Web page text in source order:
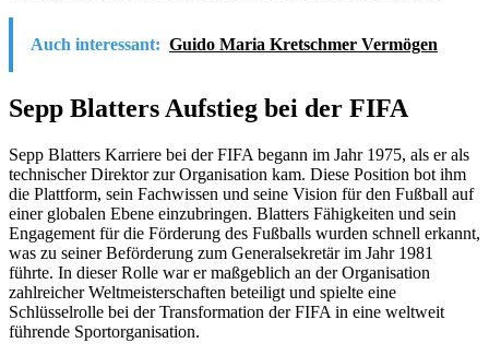
Auch interessant: Guido Maria Kretschmer Vermögen
Sepp Blatters Aufstieg bei der FIFA
Sepp Blatters Karriere bei der FIFA begann im Jahr 1975, als er als
technischer Direktor zur Organisation kam. Diese Position bot ihm
die Plattform, sein Fachwissen und seine Vision für den Fußball auf
einer globalen Ebene einzubringen. Blatters Fähigkeiten und sein
Engagement für die Förderung des Fußballs wurden schnell erkannt,
was zu seiner Beförderung zum Generalsekretär im Jahr 1981
führte. In dieser Rolle war er maßgeblich an der Organisation
zahlreicher Weltmeisterschaften beteiligt und spielte eine
Schlüsselrolle bei der Transformation der FIFA in eine weltweit
führende Sportorganisation.